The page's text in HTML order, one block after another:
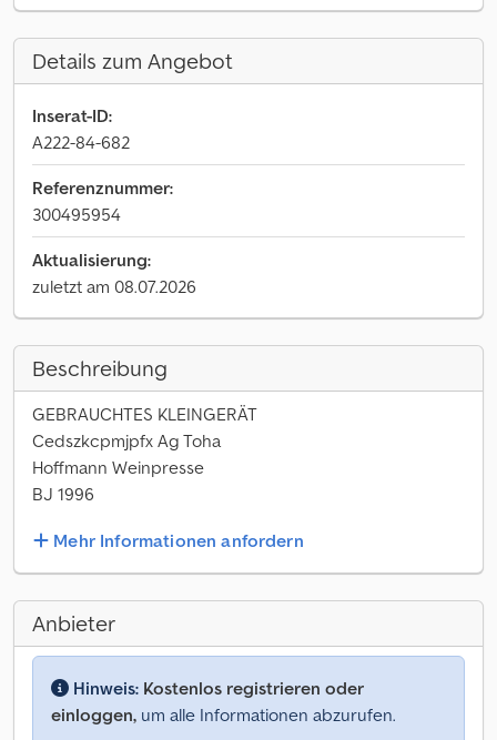
Details zum Angebot
Inserat-ID:
A222-84-682
Referenznummer:
300495954
Aktualisierung:
zuletzt am 08.07.2026
Beschreibung
GEBRAUCHTES KLEINGERÄT
Cedszkcpmjpfx Ag Toha
Hoffmann Weinpresse
BJ 1996
Mehr Informationen anfordern
Anbieter
Hinweis: Kostenlos registrieren oder
einloggen, um alle Informationen abzurufen.